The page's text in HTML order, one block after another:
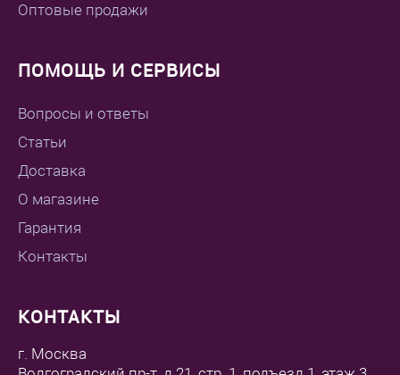
Оптовые продажи
ПОМОЩЬ И СЕРВИСЫ
Вопросы и ответы
Статьи
Доставка
О магазине
Гарантия
Контакты
КОНТАКТЫ
г. Москва